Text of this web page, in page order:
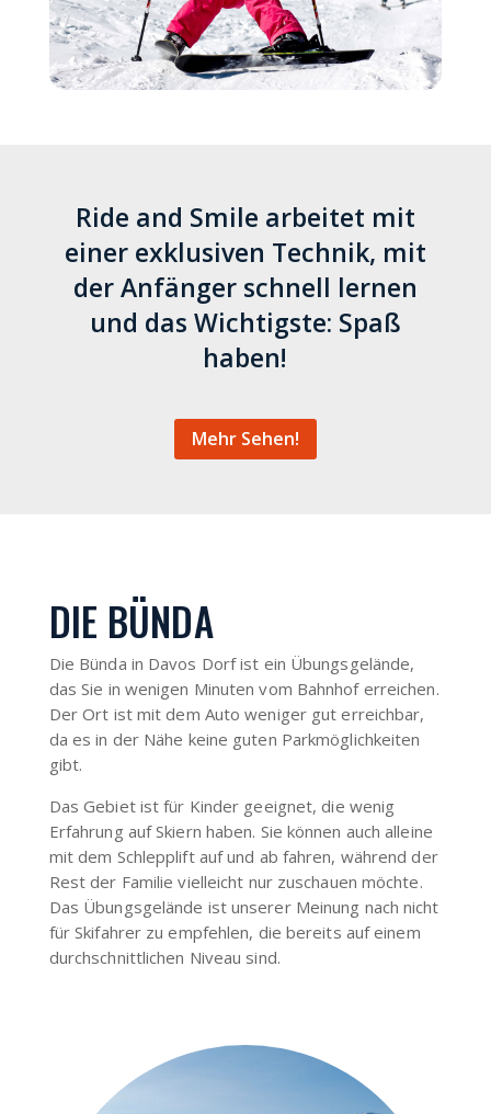
Ride and Smile arbeitet mit
einer exklusiven Technik, mit
der Anfänger schnell lernen
und das Wichtigste: Spaß
haben!
Mehr Sehen!
DIE BÜNDA
Die Bünda in Davos Dorf ist ein Übungsgelände,
das Sie in wenigen Minuten vom Bahnhof erreichen.
Der Ort ist mit dem Auto weniger gut erreichbar,
da es in der Nähe keine guten Parkmöglichkeiten
gibt.
Das Gebiet ist für Kinder geeignet, die wenig
Erfahrung auf Skiern haben. Sie können auch alleine
mit dem Schlepplift auf und ab fahren, während der
Rest der Familie vielleicht nur zuschauen möchte.
Das Übungsgelände ist unserer Meinung nach nicht
für Skifahrer zu empfehlen, die bereits auf einem
durchschnittlichen Niveau sind.